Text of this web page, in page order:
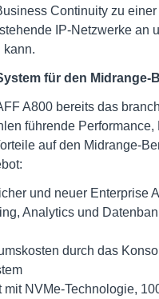
kann.
für den Midrange-
A800 bereits das
führende
auf den Midrange-
und neuer Enterprise
durch das
NVMe-Technologie,